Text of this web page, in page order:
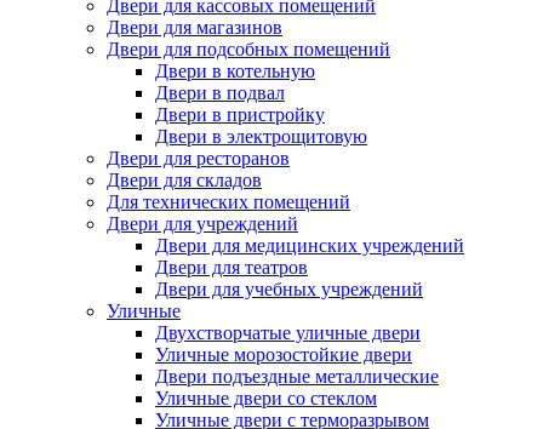
Двери для кассовых помещений
Двери для магазинов
Двери для подсобных помещений
Двери в котельную
Двери в подвал
Двери в пристройку
Двери в электрощитовую
Двери для ресторанов
Двери для складов
Для технических помещений
Двери для учреждений
Двери для медицинских учреждений
Двери для театров
Двери для учебных учреждений
Уличные
Двухстворчатые уличные двери
Уличные морозостойкие двери
Двери подъездные металлические
Уличные двери со стеклом
Уличные двери с терморазрывом